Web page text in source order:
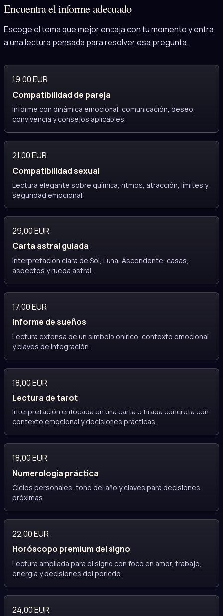
Encuentra el informe adecuado
Escoge el tema que mejor encaja con tu momento y entra
a una lectura pensada para resolver esa pregunta.
19,00 EUR
Compatibilidad de pareja
Informe con dinámica emocional, comunicación, deseo,
convivencia y consejos aplicables.
21,00 EUR
Compatibilidad sexual
Lectura elegante sobre química, ritmos, atracción, límites y
seguridad emocional.
29,00 EUR
Carta astral guiada
Interpretación clara de Sol, Luna, Ascendente, casas,
aspectos y rueda astral.
17,00 EUR
Informe de sueños
Lectura extensa de un símbolo onírico, contexto emocional
y claves de integración.
18,00 EUR
Lectura de tarot
Interpretación enfocada en una carta o tirada concreta con
contexto emocional y decisiones prácticas.
18,00 EUR
Numerología práctica
Ciclos personales, tono del año y claves para decisiones
próximas.
22,00 EUR
Horóscopo premium del signo
Lectura ampliada para el signo con foco en amor, trabajo,
energía y decisiones del periodo.
24,00 EUR